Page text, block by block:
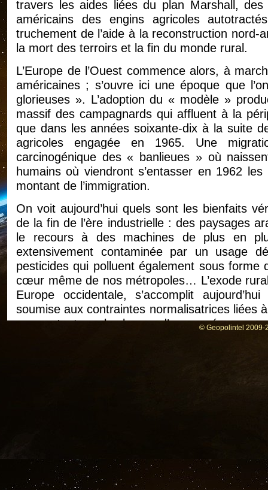
travers les aides liées du plan Marshall,
américains des engins agricoles
truchement de l’aide à la reconstruction
la mort des terroirs et la fin du monde rural.
L’Europe de l’Ouest commence alors, à
américaines ; s’ouvre ici une époque que
glorieuses ». L’adoption du « modèle »
massif des campagnards qui affluent à la
que dans les années soixante-dix à la suite
agricoles engagée en 1965. Une
carcinogénique des « banlieues » où
humains où viendront s’entasser en 1962
montant de l’immigration.
On voit aujourd’hui quels sont les bienfaits
de la fin de l’ère industrielle : des paysages
le recours à des machines de plus en
extensivement contaminée par un usage
pesticides qui polluent également sous forme
cœur même de nos métropoles… L’exode
Europe occidentale, s’accomplit
soumise aux contraintes normalisatrices liées
pour autant que les leçons d’un passé
mettre en place qui réduira
au profit des activités de services et de très
© Geopolintel 2009-